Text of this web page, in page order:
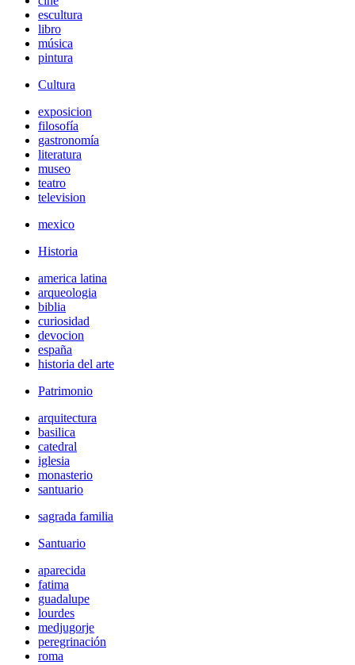
escultura
libro
música
pintura
Cultura
exposicion
filosofía
gastronomía
literatura
museo
teatro
television
mexico
Historia
america latina
arqueologia
biblia
curiosidad
devocion
españa
historia del arte
Patrimonio
arquitectura
basilica
catedral
iglesia
monasterio
santuario
sagrada familia
Santuario
aparecida
fatima
guadalupe
lourdes
medjugorje
peregrinación
roma